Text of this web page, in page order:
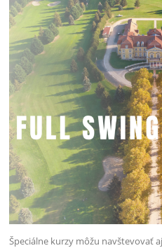
Špeciálne kurzy môžu navštevovať